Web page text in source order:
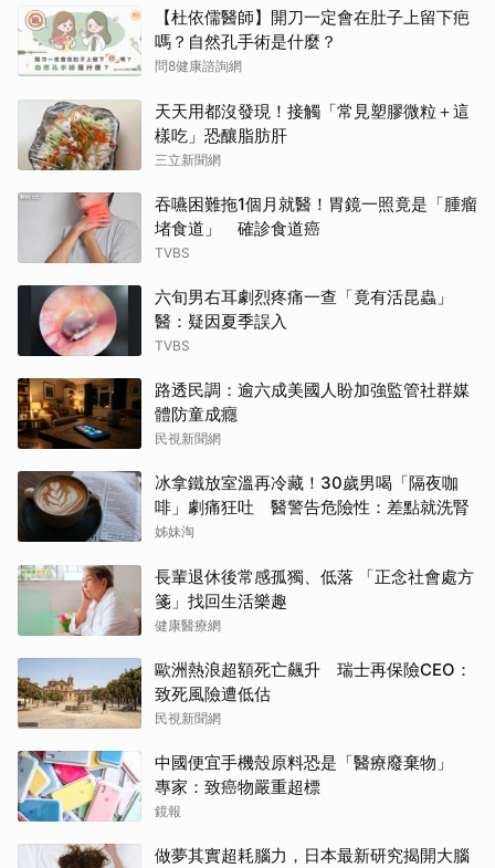
【杜依儒醫師】開刀一定會在肚子上留下疤
嗎？自然孔手術是什麼？
問8健康諮詢網
天天用都沒發現！接觸「常見塑膠微粒＋這
樣吃」恐釀脂肪肝
三立新聞網
吞嚥困難拖1個月就醫！胃鏡一照竟是「腫瘤
堵食道」 確診食道癌
TVBS
六旬男右耳劇烈疼痛一查「竟有活昆蟲」
醫：疑因夏季誤入
TVBS
路透民調：逾六成美國人盼加強監管社群媒
體防童成癮
民視新聞網
冰拿鐵放室溫再冷藏！30歲男喝「隔夜咖
啡」劇痛狂吐 醫警告危險性：差點就洗腎
姊妹淘
長輩退休後常感孤獨、低落 「正念社會處方
箋」找回生活樂趣
健康醫療網
歐洲熱浪超額死亡飆升 瑞士再保險CEO：
致死風險遭低估
民視新聞網
中國便宜手機殼原料恐是「醫療廢棄物」
專家：致癌物嚴重超標
鏡報
做夢其實超耗腦力，日本最新研究揭開大腦